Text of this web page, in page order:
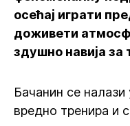
осећај играти
доживети
здушно навија за
Бачанин се
вредно тренира и